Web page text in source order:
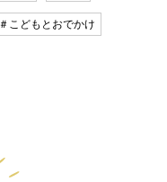
＃こどもとおでかけ